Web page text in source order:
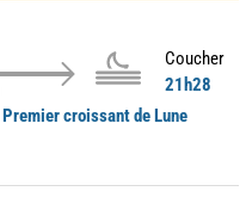
Coucher
21h28
Premier croissant de Lune